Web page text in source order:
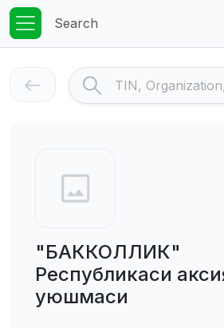
Search
"БАККОЛЛИК"
Республикаси
уюшмаси